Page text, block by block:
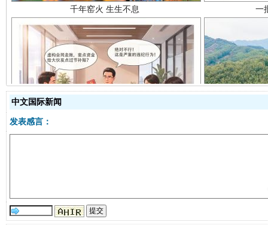
揭开“小金库”的免责幌子
中文国际新闻
发表感言：